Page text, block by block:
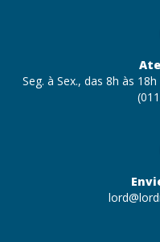
Seg. à Sex., das 8h às